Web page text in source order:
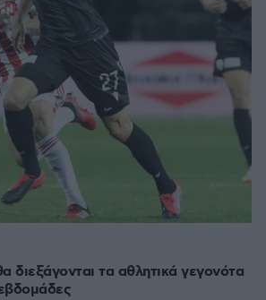
τα αθλητικά γεγονότα